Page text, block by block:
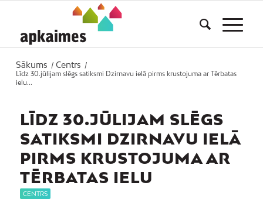
Sākums / Centrs
/
Līdz 30.jūlijam slēgs satiksmi Dzirnavu ielā pirms krustojuma ar Tērbatas
ielu...
LĪDZ 30.JŪLIJAM SLĒGS
SATIKSMI DZIRNAVU IELĀ
PIRMS KRUSTOJUMA AR
TĒRBATAS IELU
CENTRS